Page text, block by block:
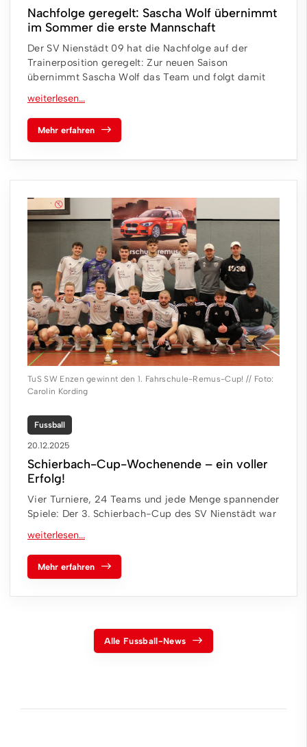
Nachfolge geregelt: Sascha Wolf übernimmt
im Sommer die erste Mannschaft
Der SV Nienstädt 09 hat die Nachfolge auf der
Trainerposition geregelt: Zur neuen Saison
übernimmt Sascha Wolf das Team und folgt damit
Mehr erfahren
TuS SW Enzen gewinnt den 1. Fahrschule-Remus-Cup! // Foto:
Carolin Kording
Fussball
20.12.2025
Schierbach-Cup-Wochenende – ein voller
Erfolg!
Vier Turniere, 24 Teams und jede Menge spannender
Spiele: Der 3. Schierbach-Cup des SV Nienstädt war
Mehr erfahren
Alle Fussball-News